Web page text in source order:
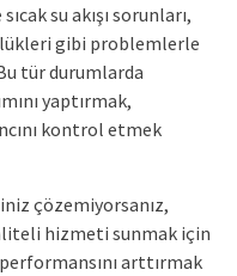
su akışı sorunları,
gibi problemlerle
tür durumlarda
yaptırmak,
kontrol etmek
çözemiyorsanız,
hizmeti sunmak için
arttırmak